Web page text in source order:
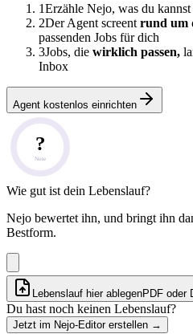
1Erzähle Nejo, was du kannst
2Der Agent screent rund um
passenden Jobs für dich
3Jobs, die wirklich passen,
Inbox
Agent kostenlos einrichten
?
Note
Wie gut ist dein Lebenslauf?
Nejo bewertet ihn, und bringt ihn
Bestform.
Lebenslauf hier ablegenPDF oder
Du hast noch keinen Lebenslauf?
Jetzt im Nejo-Editor erstellen →